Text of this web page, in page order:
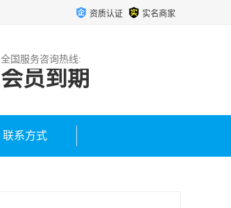
资质认证 实名商家
全国服务咨询热线:
会员到期
联系方式